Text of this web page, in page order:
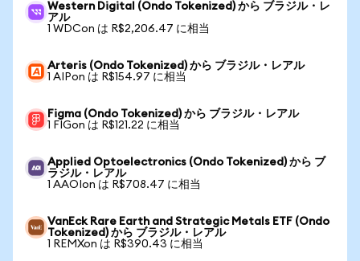
Western Digital (Ondo Tokenized) から ブラジル・レ
アル
1 WDCon は R$2,206.47 に相当
Arteris (Ondo Tokenized) から ブラジル・レアル
1 AIPon は R$154.97 に相当
Figma (Ondo Tokenized) から ブラジル・レアル
1 FIGon は R$121.22 に相当
Applied Optoelectronics (Ondo Tokenized) から ブ
ラジル・レアル
1 AAOIon は R$708.47 に相当
VanEck Rare Earth and Strategic Metals ETF (Ondo
Tokenized) から ブラジル・レアル
1 REMXon は R$390.43 に相当